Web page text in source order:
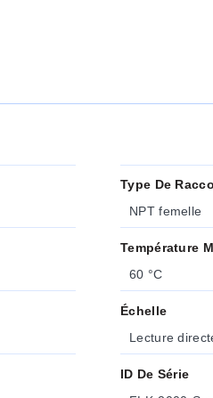
Type De
NPT femelle
Température
60 °C
Échelle
Lecture
ID De Série